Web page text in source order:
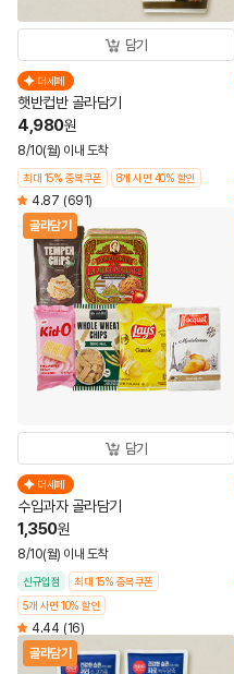
담기
더세페
햇반컵반 골라담기
4,980원
8/10(월) 이내 도착
최대 15% 중복쿠폰 8개 사면 40% 할인
4.87 (691)
골라담기
담기
더세페
수입과자 골라담기
1,350원
8/10(월) 이내 도착
신규입점
최대 15% 중복쿠폰
5개 사면 10% 할인
4.44 (16)
골라담기